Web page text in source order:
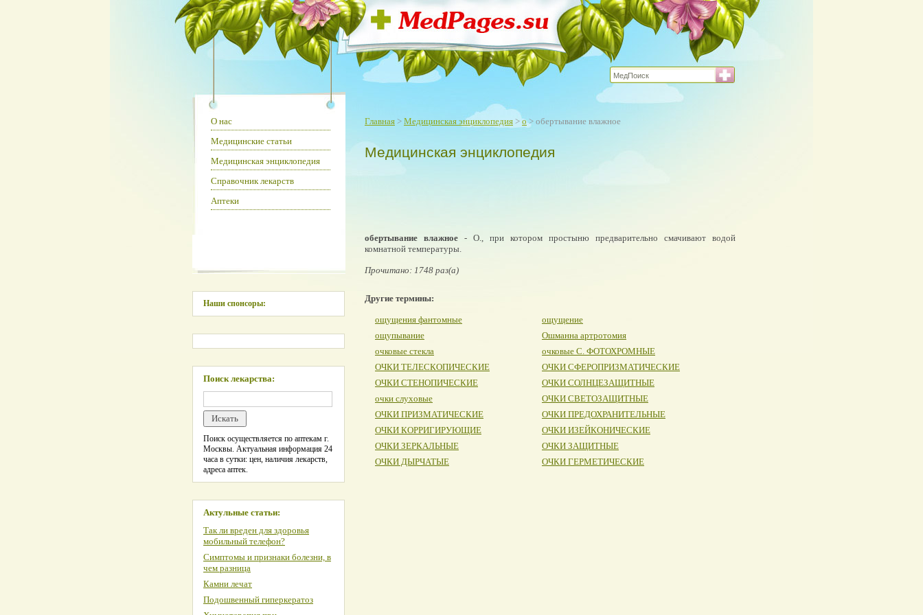
Главная > Медицинская энциклопедия > о> обертывание влажное
Медицинская энциклопедия
обертывание влажное - О., при котором простыню предварительно смачивают водой
комнатной температуры.
Прочитано: 1748 раз(а)
Другие термины:
ощущения фантомные
ощущение
ощупывание
Ошманна артротомия
очковые стекла
очковые С. ФОТОХРОМНЫЕ
ОЧКИ ТЕЛЕСКОПИЧЕСКИЕ
ОЧКИ СФЕРОПРИЗМАТИЧЕСКИЕ
ОЧКИ СТЕНОПИЧЕСКИЕ
ОЧКИ СОЛНЦЕЗАЩИТНЫЕ
очки слуховые
ОЧКИ СВЕТОЗАЩИТНЫЕ
ОЧКИ ПРИЗМАТИЧЕСКИЕ
ОЧКИ ПРЕДОХРАНИТЕЛЬНЫЕ
ОЧКИ КОРРИГИРУЮЩИЕ
ОЧКИ ИЗЕЙКОНИЧЕСКИЕ
ОЧКИ ЗЕРКАЛЬНЫЕ
ОЧКИ ЗАЩИТНЫЕ
ОЧКИ ДЫРЧАТЫЕ
ОЧКИ ГЕРМЕТИЧЕСКИЕ
О нас
Медицинские статьи
Медицинская энциклопедия
Справочник лекарств
Аптеки
Наши спонсоры:
Поиск лекарства:
Поиск осуществляется по аптекам г.
Москвы. Актуальная информация 24
часа в сутки: цен, наличия лекарств,
адреса аптек.
Актульные статьи:
Так ли вреден для здоровья
мобильный телефон?
Симптомы и признаки болезни, в
чем разница
Камни лечат
Подошвенный гиперкератоз